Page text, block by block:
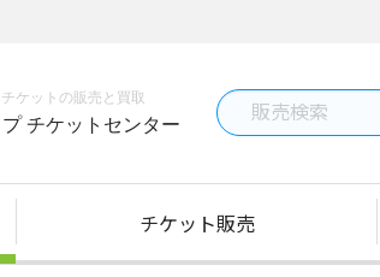
ケットの販売と買取
チケットセンター
チケット販売